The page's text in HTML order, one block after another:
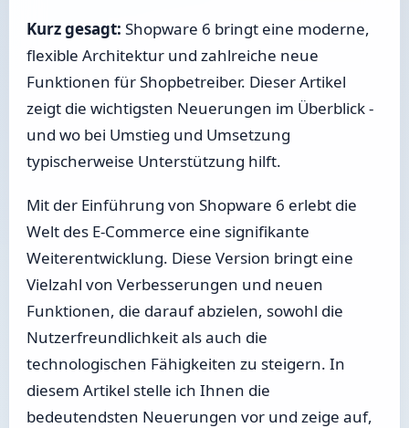
Kurz gesagt: Shopware 6 bringt eine moderne,
flexible Architektur und zahlreiche neue
Funktionen für Shopbetreiber. Dieser Artikel
zeigt die wichtigsten Neuerungen im Überblick -
und wo bei Umstieg und Umsetzung
typischerweise Unterstützung hilft.
Mit der Einführung von Shopware 6 erlebt die
Welt des E-Commerce eine signifikante
Weiterentwicklung. Diese Version bringt eine
Vielzahl von Verbesserungen und neuen
Funktionen, die darauf abzielen, sowohl die
Nutzerfreundlichkeit als auch die
technologischen Fähigkeiten zu steigern. In
diesem Artikel stelle ich Ihnen die
bedeutendsten Neuerungen vor und zeige auf,